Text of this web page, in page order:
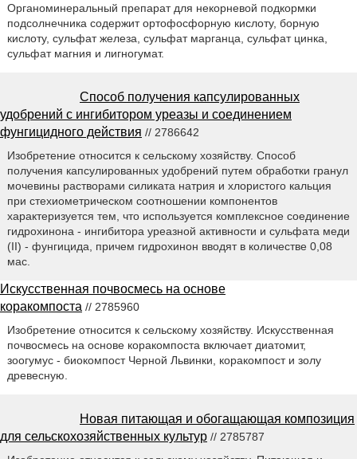
Органоминеральный препарат для некорневой подкормки
подсолнечника содержит ортофосфорную кислоту, борную
кислоту, сульфат железа, сульфат марганца, сульфат цинка,
сульфат магния и лигногумат.
Способ получения капсулированных
удобрений с ингибитором уреазы и соединением
фунгицидного действия // 2786642
Изобретение относится к сельскому хозяйству. Способ
получения капсулированных удобрений путем обработки гранул
мочевины растворами силиката натрия и хлористого кальция
при стехиометрическом соотношении компонентов
характеризуется тем, что используется комплексное соединение
гидрохинона - ингибитора уреазной активности и сульфата меди
(II) - фунгицида, причем гидрохинон вводят в количестве 0,08
мас.
Искусственная почвосмесь на основе
коракомпоста // 2785960
Изобретение относится к сельскому хозяйству. Искусственная
почвосмесь на основе коракомпоста включает диатомит,
зоогумус - биокомпост Черной Львинки, коракомпост и золу
древесную.
Новая питающая и обогащающая композиция
для сельскохозяйственных культур // 2785787